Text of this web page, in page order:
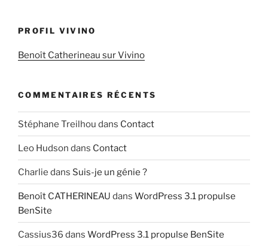
PROFIL VIVINO
Benoît Catherineau sur Vivino
COMMENTAIRES RÉCENTS
Stéphane Treilhou dans Contact
Leo Hudson dans Contact
Charlie dans Suis-je un génie ?
Benoît CATHERINEAU dans WordPress 3.1 propulse
BenSite
Cassius36 dans WordPress 3.1 propulse BenSite